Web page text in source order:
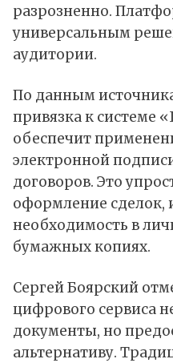
разрозненно.
универсальным
аудитории.
По данным
привязка к системе
обеспечит
электронной
договоров. Это
оформление сделок,
необходимость в
бумажных копиях.
Сергей Боярский
цифрового сервиса
документы, но
альтернативу.